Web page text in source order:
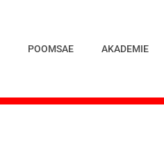
POOMSAE AKADEMIE